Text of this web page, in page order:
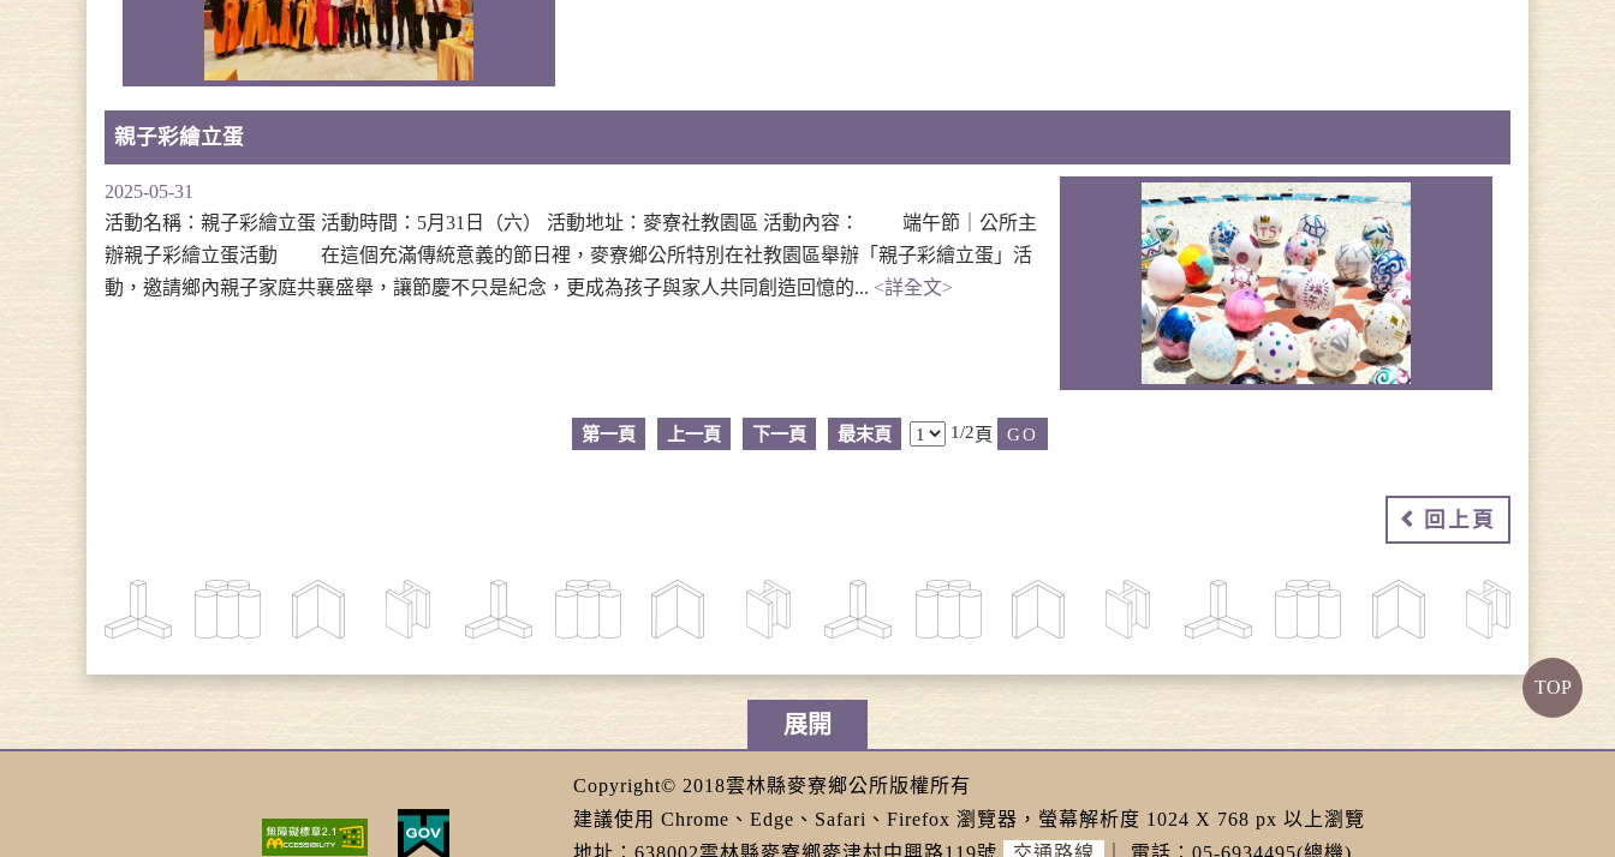
親子彩繪立蛋
2025-05-31
活動名稱：親子彩繪立蛋 活動時間：5月31日（六） 活動地址：麥寮社教園區 活動內容： 端午節｜公所主
辦親子彩繪立蛋活動 在這個充滿傳統意義的節日裡，麥寮鄉公所特別在社教園區舉辦「親子彩繪立蛋」活
動，邀請鄉內親子家庭共襄盛舉，讓節慶不只是紀念，更成為孩子與家人共同創造回憶的... <詳全文>
第一頁 上一頁 下一頁 最末頁 1/2頁
回上頁
展開
Copyright© 2018雲林縣麥寮鄉公所版權所有
建議使用 Chrome、Edge、Safari、Firefox 瀏覽器，螢幕解析度 1024 X 768 px 以上瀏覽
地址：638002雲林縣麥寮鄉麥津村中興路119號
交通路線 電話：05-6934495(總機)
TOP